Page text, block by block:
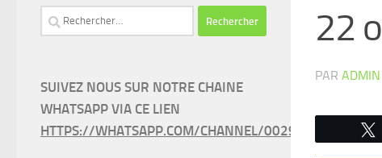
22
PAR ADMIN
Rechercher :
SUIVEZ NOUS SUR NOTRE CHAINE
WHATSAPP VIA CE LIEN
HTTPS://WHATSAPP.COM/CHANNEL/